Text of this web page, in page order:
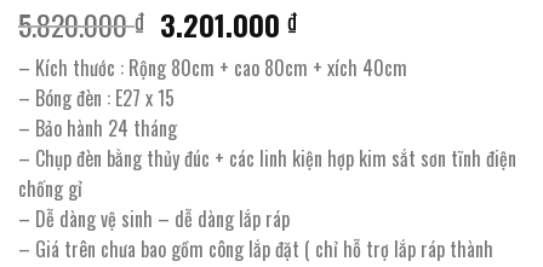
5.820.000₫ Giá
gốc
là:
5.820.000 ₫.
3.201.000₫Giá
hiện
tại
3.201.000 ₫.
– Kích thước : Rộng 80cm + cao 80cm + xích 40cm
– Bóng đèn : E27 x 15
– Bảo hành 24 tháng
– Chụp đèn bằng thủy đúc + các linh kiện hợp kim sắt sơn tĩnh điện
chống gỉ
– Dễ dàng vệ sinh – dễ dàng lắp ráp
– Giá trên chưa bao gồm công lắp đặt ( chỉ hỗ trợ lắp ráp thành